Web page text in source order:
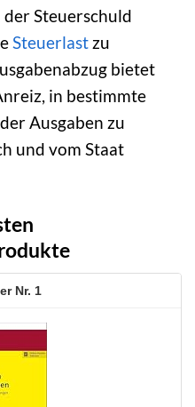
Steuerschuld
Steuerlast zu
bietet
in bestimmte
Ausgaben zu
und vom Staat
1